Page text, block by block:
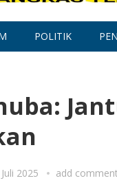
POLITIK
2025 add comment